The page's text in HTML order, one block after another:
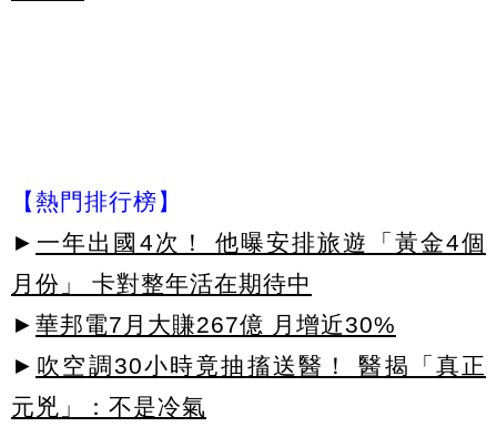
【熱門排行榜】
► 一年出國4次！ 他曝安排旅遊「黃金4個
月份」 卡對整年活在期待中
► 華邦電7月大賺267億 月增近30%
► 吹空調30小時竟抽搐送醫！ 醫揭「真正
元兇」：不是冷氣